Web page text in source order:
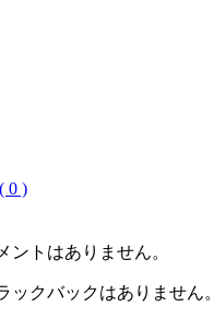
0 )
ントはありません。
ックバックはありません。